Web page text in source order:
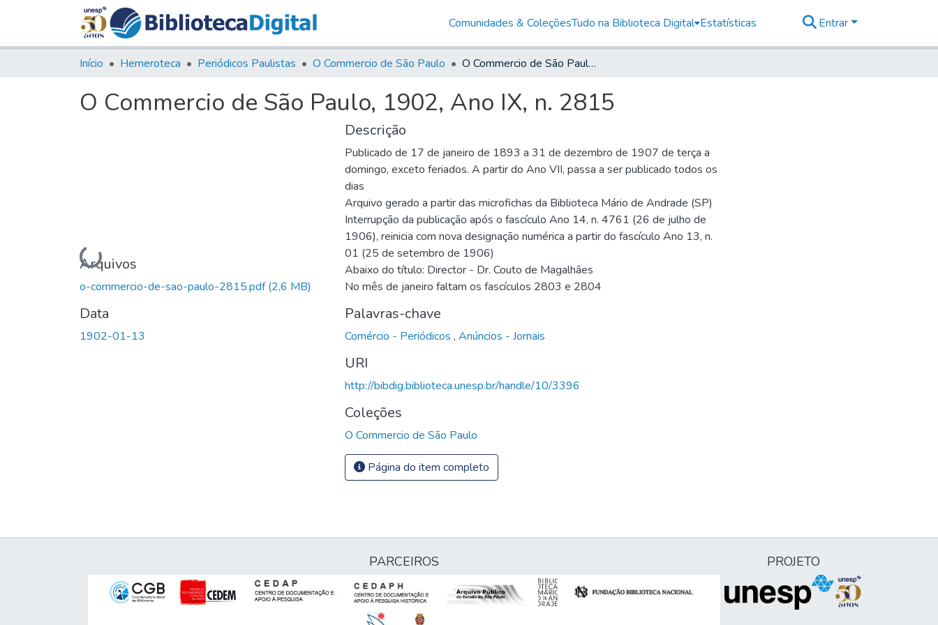
Comunidades & ColeçõesTudo na Biblioteca Digital Estatísticas Entrar
Início Hemeroteca Periódicos Paulistas O Commercio de São Paulo O Commercio de São Paulo, 1902, Ano IX, n. 2815
O Commercio de São Paulo, 1902, Ano IX, n. 2815
Carregando...
Arquivos
o-commercio-de-sao-paulo-2815.pdf(2,6 MB)
Data
1902-01-13
Descrição
Publicado de 17 de janeiro de 1893 a 31 de dezembro de 1907 de terça a
domingo, exceto feriados. A partir do Ano VII, passa a ser publicado todos os
dias
Arquivo gerado a partir das microfichas da Biblioteca Mário de Andrade (SP)
Interrupção da publicação após o fascículo Ano 14, n. 4761 (26 de julho de
1906), reinicia com nova designação numérica a partir do fascículo Ano 13, n.
01 (25 de setembro de 1906)
Abaixo do título: Director - Dr. Couto de Magalhães
No mês de janeiro faltam os fascículos 2803 e 2804
Palavras-chave
Comércio - Periódicos , Anúncios - Jornais
URI
http://bibdig.biblioteca.unesp.br/handle/10/3396
Coleções
O Commercio de São Paulo
Página do item completo
PARCEIROS PROJETO